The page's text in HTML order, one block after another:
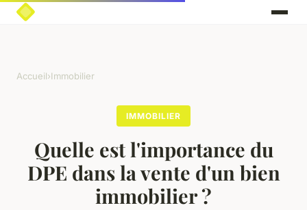
Accueil›Immobilier
IMMOBILIER
Quelle est l'importance du
DPE dans la vente d'un bien
immobilier ?